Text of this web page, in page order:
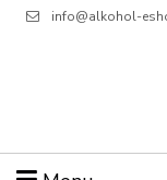
info@alkohol-